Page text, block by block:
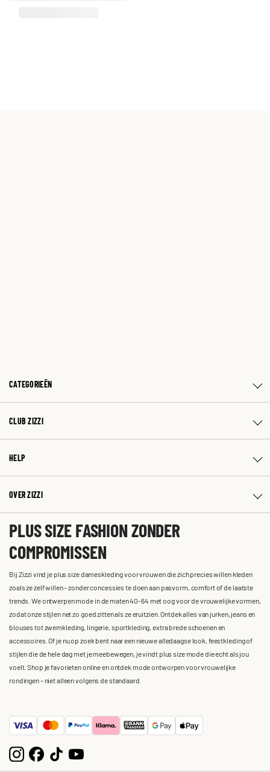
CATEGORIEËN
CLUB ZIZZI
HELP
OVER ZIZZI
PLUS SIZE FASHION ZONDER
COMPROMISSEN
Bij Zizzi vind je plus size dameskleding voor vrouwen die zich precies willen kleden
zoals ze zelf willen – zonder concessies te doen aan pasvorm, comfort of de laatste
trends. We ontwerpen mode in de maten 40-64 met oog voor de vrouwelijke vormen,
zodat onze stijlen net zo goed zitten als ze eruitzien. Ontdek alles van jurken, jeans en
blouses tot zwemkleding, lingerie, sportkleding, extra brede schoenen en
accessoires. Of je nu op zoek bent naar een nieuwe alledaagse look, feestkleding of
stijlen die de hele dag met je meebewegen, je vindt plus size mode die echt als jou
voelt. Shop je favorieten online en ontdek mode ontworpen voor vrouwelijke
rondingen – niet alleen volgens de standaard.